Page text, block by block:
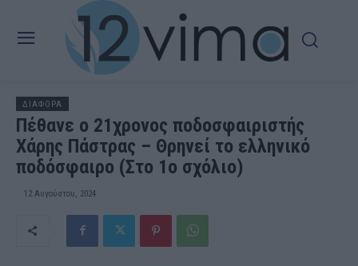
ΔΙΑΦΟΡΑ
Πέθανε ο 21χρονος ποδοσφαιριστής
Χάρης Πάστρας – Θρηνεί το ελληνικό
ποδόσφαιρο (Στο 1ο σχόλιο)
12 Αυγούστου, 2024